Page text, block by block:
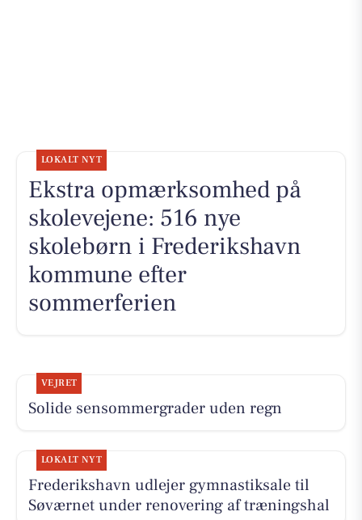
LOKALT NYT
Ekstra opmærksomhed på
skolevejene: 516 nye
skolebørn i Frederikshavn
kommune efter
sommerferien
VEJRET
Solide sensommergrader uden regn
LOKALT NYT
Frederikshavn udlejer gymnastiksale til
Søværnet under renovering af træningshal